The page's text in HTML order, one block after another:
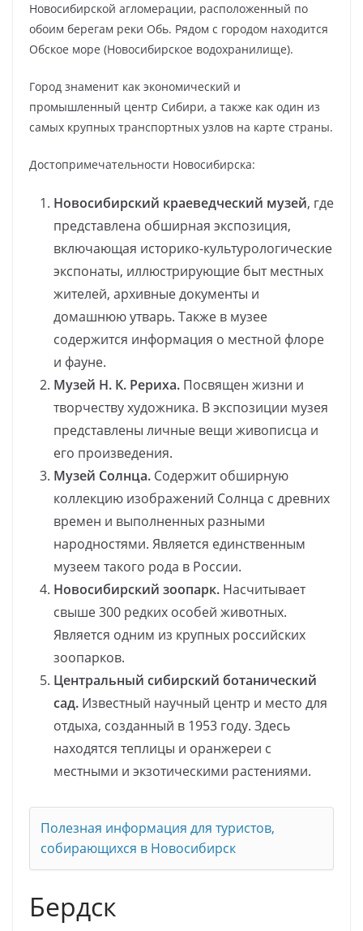
Новосибирской агломерации, расположенный по
обоим берегам реки Обь. Рядом с городом находится
Обское море (Новосибирское водохранилище).
Город знаменит как экономический и
промышленный центр Сибири, а также как один из
самых крупных транспортных узлов на карте страны.
Достопримечательности Новосибирска:
Новосибирский краеведческий музей, где
представлена обширная экспозиция,
включающая историко-культурологические
экспонаты, иллюстрирующие быт местных
жителей, архивные документы и
домашнюю утварь. Также в музее
содержится информация о местной флоре
и фауне.
Музей Н. К. Рериха. Посвящен жизни и
творчеству художника. В экспозиции музея
представлены личные вещи живописца и
его произведения.
Музей Солнца. Содержит обширную
коллекцию изображений Солнца с древних
времен и выполненных разными
народностями. Является единственным
музеем такого рода в России.
Новосибирский зоопарк. Насчитывает
свыше 300 редких особей животных.
Является одним из крупных российских
зоопарков.
Центральный сибирский ботанический
сад. Известный научный центр и место для
отдыха, созданный в 1953 году. Здесь
находятся теплицы и оранжереи с
местными и экзотическими растениями.
Полезная информация для туристов,
собирающихся в Новосибирск
Бердск